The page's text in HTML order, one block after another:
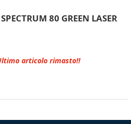
80 GREEN LASER
articolo rimasto!!